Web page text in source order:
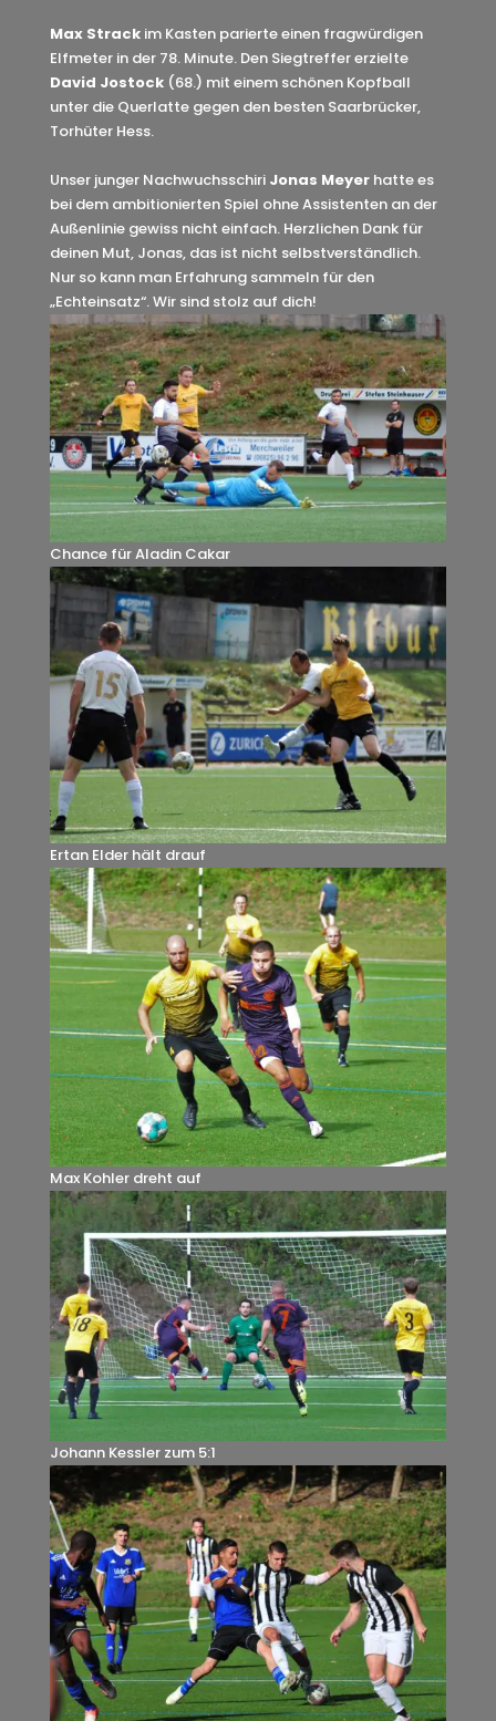
Max Strack im Kasten parierte einen fragwürdigen
Elfmeter in der 78. Minute. Den Siegtreffer erzielte
David Jostock(68.) mit einem schönen Kopfball
unter die Querlatte gegen den besten Saarbrücker,
Torhüter Hess.
Unser junger Nachwuchsschiri Jonas Meyerhatte es
bei dem ambitionierten Spiel ohne Assistenten an der
Außenlinie gewiss nicht einfach. Herzlichen Dank für
deinen Mut, Jonas, das ist nicht selbstverständlich.
Nur so kann man Erfahrung sammeln für den
„Echteinsatz“. Wir sind stolz auf dich!
Chance für Aladin Cakar
Ertan Elder hält drauf
Max Kohler dreht auf
Johann Kessler zum 5:1